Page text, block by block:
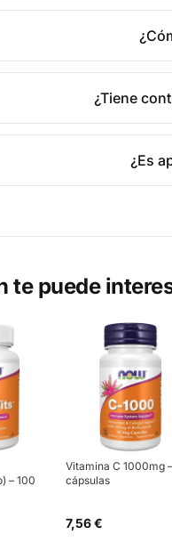
¿Tiene
¿Es
te puede
– 100
Vitamina C 1000mg
cápsulas
7,56 €